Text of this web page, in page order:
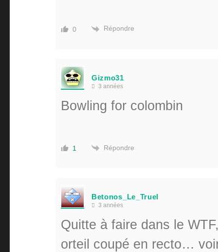
0 Répondre
Gizmo31
3 années
Bowling for colombin
1 Répondre
Betonos_Le_Truel
3 années
Quitte à faire dans le
orteil coupé en recto…